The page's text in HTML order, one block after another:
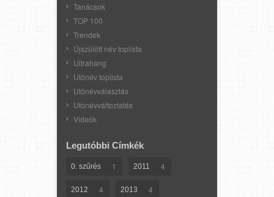
Tanácsok
TOP 100
Trendek
Újszülött név toplista
Ultrahang
Utónév toplista
Utónévválasztás
Utónévváltoztatás
Videók
Legutóbbi Címkék
0. szűrés 1 2011 4
2012 4 2013 4